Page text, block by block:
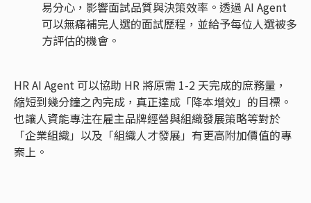
易分心，影響面試品質與決策效率。透過 AI Agent
可以無痛補完人選的面試歷程，並給予每位人選被多
方評估的機會。
HR AI Agent 可以協助 HR 將原需 1-2 天完成的庶務量，
縮短到幾分鐘之內完成，真正達成「降本增效」的目標。
也讓人資能專注在雇主品牌經營與組織發展策略等對於
「企業組織」以及「組織人才發展」有更高附加價值的專
案上。